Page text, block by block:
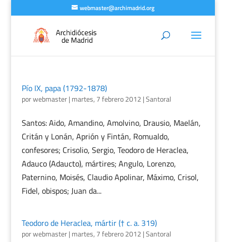
webmaster@archimadrid.org
Pío IX, papa (1792-1878)
porwebmaster| martes, 7 febrero 2012 |Santoral
Santos: Aido, Amandino, Amolvino, Drausio, Maelán,
Critán y Lonán, Aprión y Fintán, Romualdo,
confesores; Crisolio, Sergio, Teodoro de Heraclea,
Adauco (Adaucto), mártires; Angulo, Lorenzo,
Paternino, Moisés, Claudio Apolinar, Máximo, Crisol,
Fidel, obispos; Juan da...
Teodoro de Heraclea, mártir († c. a. 319)
porwebmaster| martes, 7 febrero 2012 |Santoral